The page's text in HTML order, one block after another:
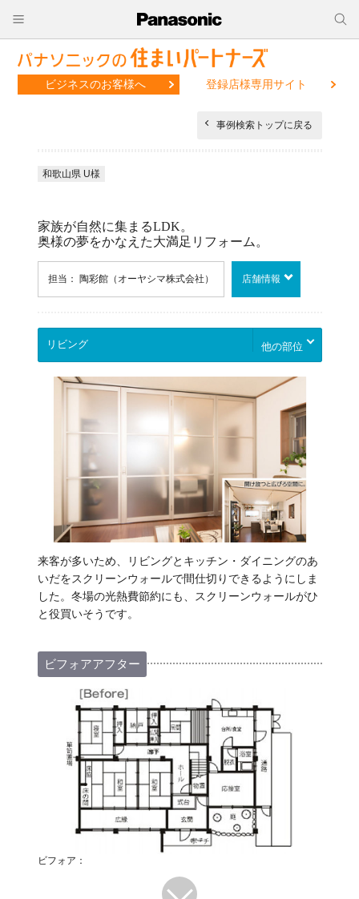
ビジネスのお客様へ 登録店様専用サイト
事例検索トップに戻る
和歌山県 U様
家族が自然に集まるLDK。
奥様の夢をかなえた大満足リフォーム。
担当： 陶彩館（オーヤシマ株式会社） 店舗情報
他の部位
来客が多いため、リビングとキッチン・ダイニングのあ
いだをスクリーンウォールで間仕切りできるようにしま
した。冬場の光熱費節約にも、スクリーンウォールがひ
と役買いそうです。
ビフォアアフター
ビフォア：